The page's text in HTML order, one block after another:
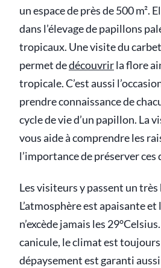
un espace de près de 500 m².
dans l’élevage de papillons
tropicaux. Une visite du
permet dedécouvrirla flore
tropicale. C’est aussi
prendre connaissance de
cycle de vie d’un papillon. La
vous aide à comprendre les
l’importance de préserver ces
Les visiteurs y passent un
L’atmosphère est apaisante
n’excède jamais les
canicule, le climat est toujours
dépaysement est garanti